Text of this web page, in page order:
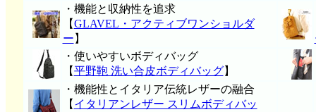
・機能と収納性を追求
【GLAVEL・アクティブワンショルダ
ー 】
・使いやすいボディバッグ
【平野鞄 洗い合皮ボディバッグ】
・機能性とイタリア伝統レザーの融合
【 イタリアンレザー スリムボディバッ